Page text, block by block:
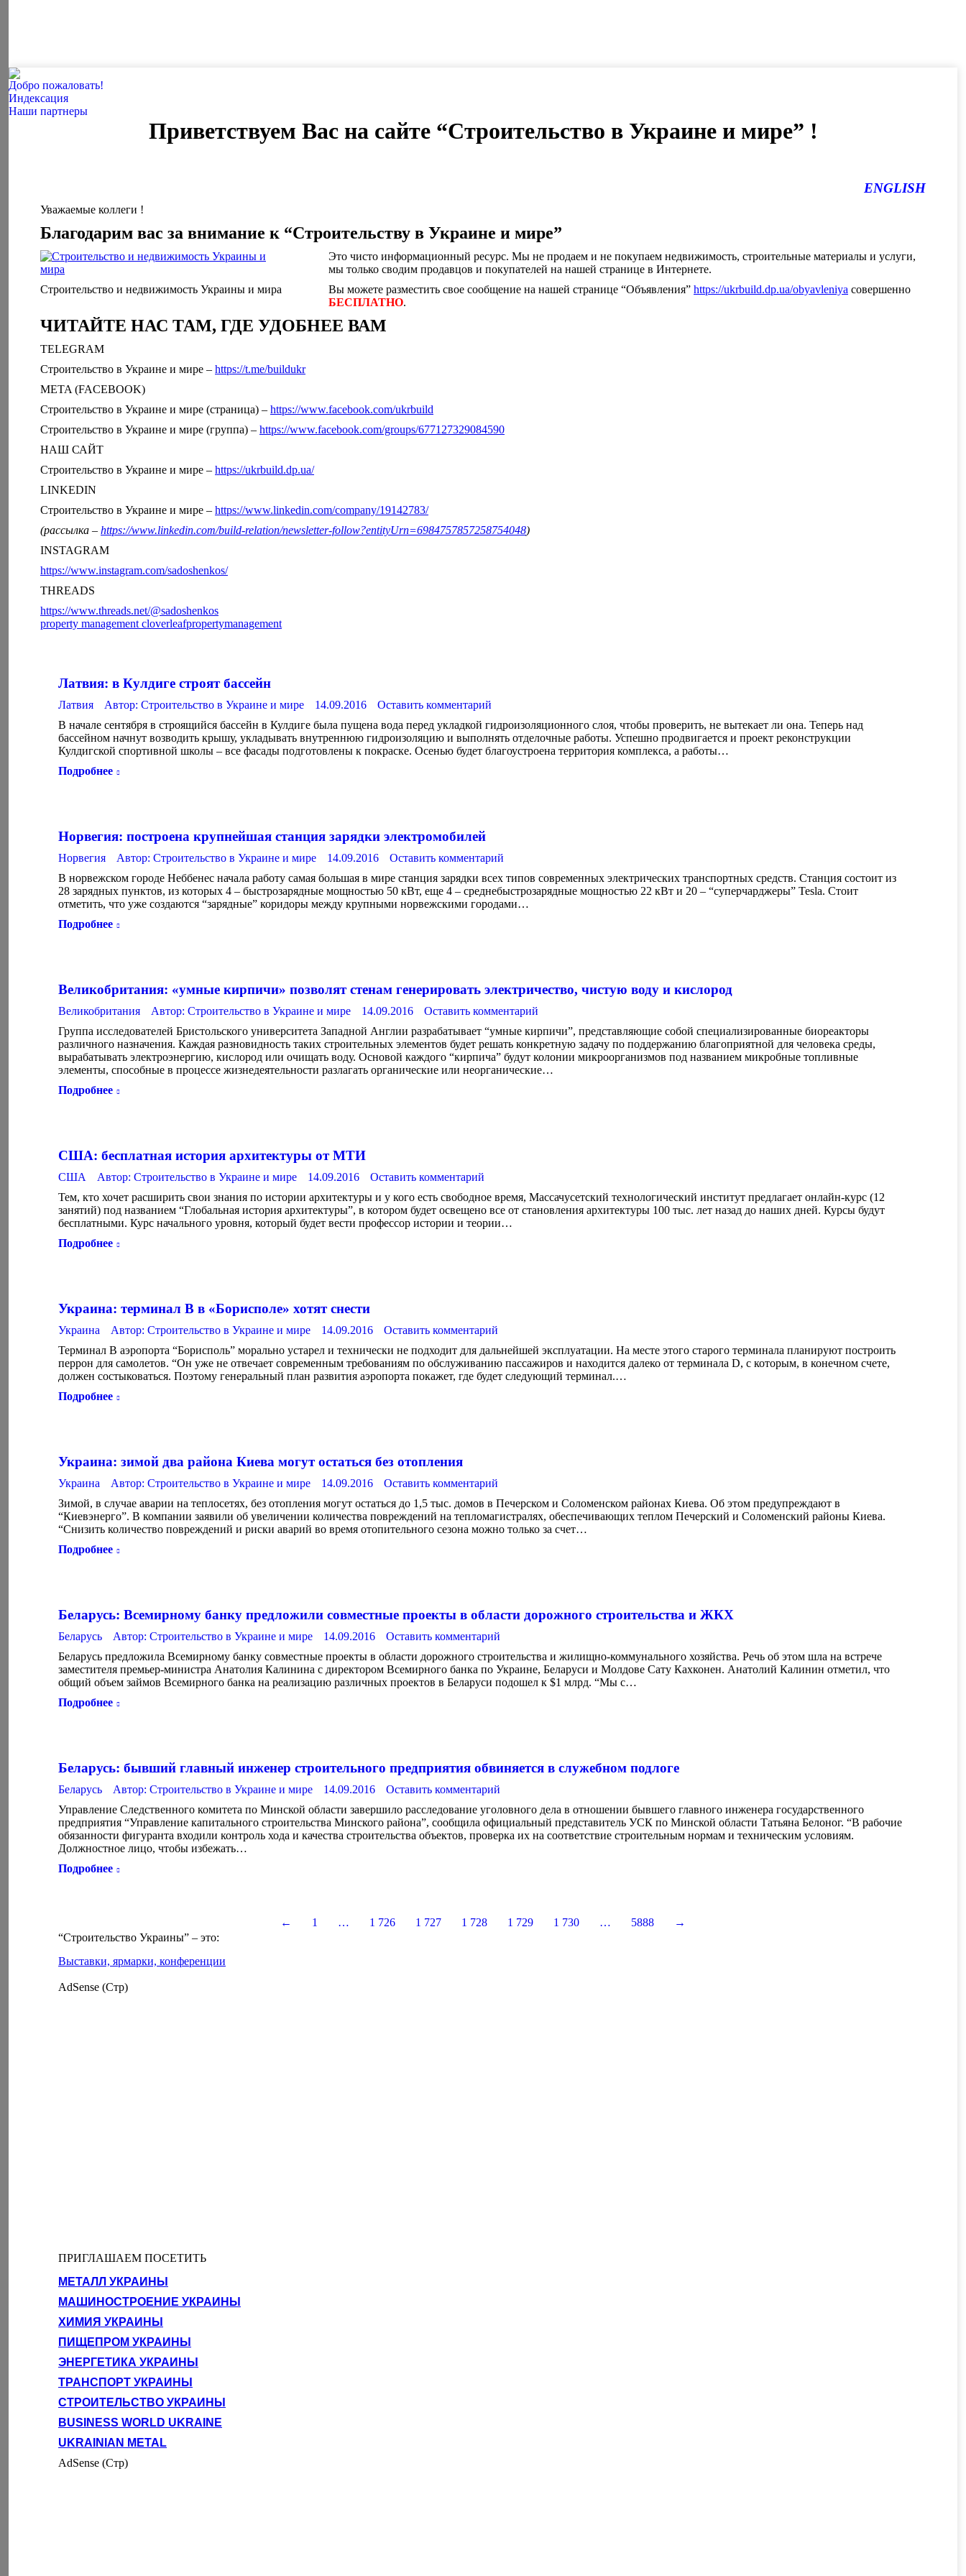
Добро пожаловать!
Индексация
Наши партнеры
Приветствуем Вас на сайте “Строительство в Украине и мире” !
ENGLISH
Уважаемые коллеги !
Благодарим вас за внимание к “Строительству в Украине и мире”
Строительство и недвижимость Украины и мира
Это чисто информационный ресурс. Мы не продаем и не покупаем недвижимость, строительные материалы и услуги,
мы только сводим продавцов и покупателей на нашей странице в Интернете.
Вы можете разместить свое сообщение на нашей странице “Объявления” https://ukrbuild.dp.ua/obyavleniya совершенно
БЕСПЛАТНО.
ЧИТАЙТЕ НАС ТАМ, ГДЕ УДОБНЕЕ ВАМ
TELEGRAM
Строительство в Украине и мире – https://t.me/buildukr
META (FACEBOOK)
Строительство в Украине и мире (страница) – https://www.facebook.com/ukrbuild
Строительство в Украине и мире (группа) – https://www.facebook.com/groups/677127329084590
НАШ САЙТ
Строительство в Украине и мире – https://ukrbuild.dp.ua/
LINKEDIN
Строительство в Украине и мире – https://www.linkedin.com/company/19142783/
(рассылка – https://www.linkedin.com/build-relation/newsletter-follow?entityUrn=6984757857258754048)
INSTAGRAM
https://www.instagram.com/sadoshenkos/
THREADS
https://www.threads.net/@sadoshenkos
property management cloverleafpropertymanagement
Латвия: в Кулдиге строят бассейн
Латвия Автор: Строительство в Украине и мире 14.09.2016
Оставить комментарий
В начале сентября в строящийся бассейн в Кулдиге была пущена вода перед укладкой гидроизоляционного слоя, чтобы проверить, не вытекает ли она. Теперь над
бассейном начнут возводить крышу, укладывать внутреннюю гидроизоляцию и выполнять отделочные работы. Успешно продвигается и проект реконструкции
Кулдигской спортивной школы – все фасады подготовлены к покраске. Осенью будет благоустроена территория комплекса, а работы…
Подробнее
Норвегия: построена крупнейшая станция зарядки электромобилей
Норвегия Автор: Строительство в Украине и мире 14.09.2016
Оставить комментарий
В норвежском городе Неббенес начала работу самая большая в мире станция зарядки всех типов современных электрических транспортных средств. Станция состоит из
28 зарядных пунктов, из которых 4 – быстрозарядные мощностью 50 кВт, еще 4 – среднебыстрозарядные мощностью 22 кВт и 20 – “суперчарджеры” Tesla. Стоит
отметить, что уже создаются “зарядные” коридоры между крупными норвежскими городами…
Подробнее
Великобритания: «умные кирпичи» позволят стенам генерировать электричество, чистую воду и кислород
Великобритания Автор: Строительство в Украине и мире 14.09.2016
Оставить комментарий
Группа исследователей Бристольского университета Западной Англии разрабатывает “умные кирпичи”, представляющие собой специализированные биореакторы
различного назначения. Каждая разновидность таких строительных элементов будет решать конкретную задачу по поддержанию благоприятной для человека среды,
вырабатывать электроэнергию, кислород или очищать воду. Основой каждого “кирпича” будут колонии микроорганизмов под названием микробные топливные
элементы, способные в процессе жизнедеятельности разлагать органические или неорганические…
Подробнее
США: бесплатная история архитектуры от МТИ
США Автор: Строительство в Украине и мире 14.09.2016
Оставить комментарий
Тем, кто хочет расширить свои знания по истории архитектуры и у кого есть свободное время, Массачусетский технологический институт предлагает онлайн-курс (12
занятий) под названием “Глобальная история архитектуры”, в котором будет освещено все от становления архитектуры 100 тыс. лет назад до наших дней. Курсы будут
бесплатными. Курс начального уровня, который будет вести профессор истории и теории…
Подробнее
Украина: терминал B в «Борисполе» хотят снести
Украина Автор: Строительство в Украине и мире 14.09.2016
Оставить комментарий
Терминал В аэропорта “Борисполь” морально устарел и технически не подходит для дальнейшей эксплуатации. На месте этого старого терминала планируют построить
перрон для самолетов. “Он уже не отвечает современным требованиям по обслуживанию пассажиров и находится далеко от терминала D, с которым, в конечном счете,
должен состыковаться. Поэтому генеральный план развития аэропорта покажет, где будет следующий терминал.…
Подробнее
Украина: зимой два района Киева могут остаться без отопления
Украина Автор: Строительство в Украине и мире 14.09.2016
Оставить комментарий
Зимой, в случае аварии на теплосетях, без отопления могут остаться до 1,5 тыс. домов в Печерском и Соломенском районах Киева. Об этом предупреждают в
“Киевэнерго”. В компании заявили об увеличении количества повреждений на тепломагистралях, обеспечивающих теплом Печерский и Соломенский районы Киева.
“Снизить количество повреждений и риски аварий во время отопительного сезона можно только за счет…
Подробнее
Беларусь: Всемирному банку предложили совместные проекты в области дорожного строительства и ЖКХ
Беларусь Автор: Строительство в Украине и мире 14.09.2016
Оставить комментарий
Беларусь предложила Всемирному банку совместные проекты в области дорожного строительства и жилищно-коммунального хозяйства. Речь об этом шла на встрече
заместителя премьер-министра Анатолия Калинина с директором Всемирного банка по Украине, Беларуси и Молдове Сату Кахконен. Анатолий Калинин отметил, что
общий объем займов Всемирного банка на реализацию различных проектов в Беларуси подошел к $1 млрд. “Мы с…
Подробнее
Беларусь: бывший главный инженер строительного предприятия обвиняется в служебном подлоге
Беларусь Автор: Строительство в Украине и мире 14.09.2016
Оставить комментарий
Управление Следственного комитета по Минской области завершило расследование уголовного дела в отношении бывшего главного инженера государственного
предприятия “Управление капитального строительства Минского района”, сообщила официальный представитель УСК по Минской области Татьяна Белоног. “В рабочие
обязанности фигуранта входили контроль хода и качества строительства объектов, проверка их на соответствие строительным нормам и техническим условиям.
Должностное лицо, чтобы избежать…
Подробнее
← 1 … 1 726 1 727 1 728 1 729 1 730 … 5888
→
“Строительство Украины” – это:
Выставки, ярмарки, конференции
AdSense (Стр)
ПРИГЛАШАЕМ ПОСЕТИТЬ
МЕТАЛЛ УКРАИНЫ
МАШИНОСТРОЕНИЕ УКРАИНЫ
ХИМИЯ УКРАИНЫ
ПИЩЕПРОМ УКРАИНЫ
ЭНЕРГЕТИКА УКРАИНЫ
ТРАНСПОРТ УКРАИНЫ
СТРОИТЕЛЬСТВО УКРАИНЫ
BUSINESS WORLD UKRAINE
UKRAINIAN METAL
AdSense (Стр)